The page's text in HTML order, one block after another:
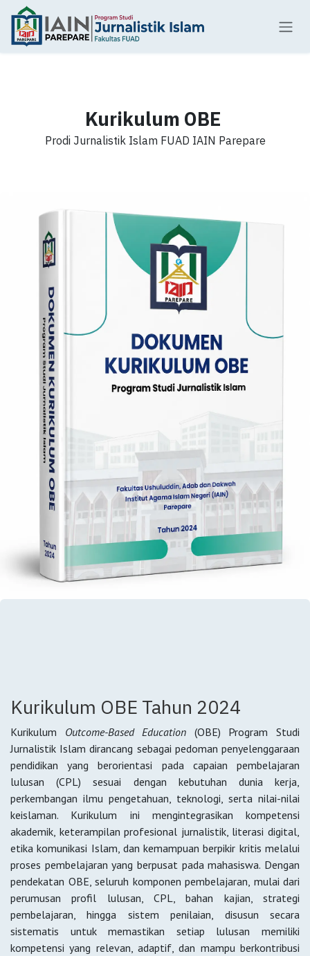
Skip ke Konten
Kurikulum OBE
Prodi Jurnalistik Islam FUAD IAIN Parepare
Kurikulum OBE Tahun 2024
Kurikulum Outcome-Based Education (OBE) Program Studi
Jurnalistik Islam dirancang sebagai pedoman penyelenggaraan
pendidikan yang berorientasi pada capaian pembelajaran
lulusan (CPL) sesuai dengan kebutuhan dunia kerja,
perkembangan ilmu pengetahuan, teknologi, serta nilai-nilai
keislaman. Kurikulum ini mengintegrasikan kompetensi
akademik, keterampilan profesional jurnalistik, literasi digital,
etika komunikasi Islam, dan kemampuan berpikir kritis melalui
proses pembelajaran yang berpusat pada mahasiswa. Dengan
pendekatan OBE, seluruh komponen pembelajaran, mulai dari
perumusan profil lulusan, CPL, bahan kajian, strategi
pembelajaran, hingga sistem penilaian, disusun secara
sistematis untuk memastikan setiap lulusan memiliki
kompetensi yang relevan, adaptif, dan mampu berkontribusi